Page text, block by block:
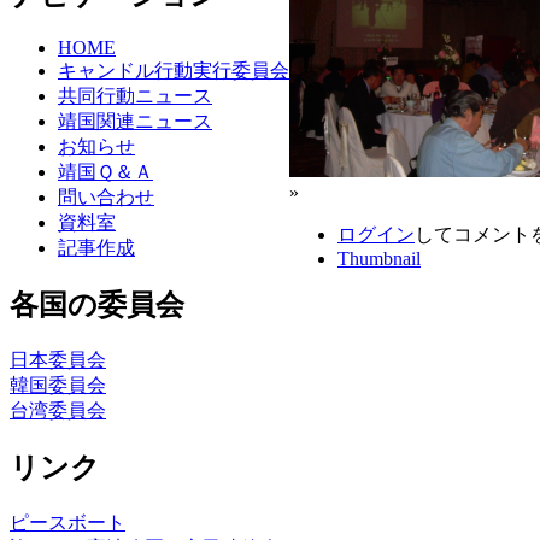
HOME
キャンドル行動実行委員会
共同行動ニュース
靖国関連ニュース
お知らせ
靖国Ｑ＆Ａ
問い合わせ
資料室
記事作成
各国の委員会
日本委員会
韓国委員会
台湾委員会
リンク
ピースボート
»
ログイン してコメント
Thumbnail